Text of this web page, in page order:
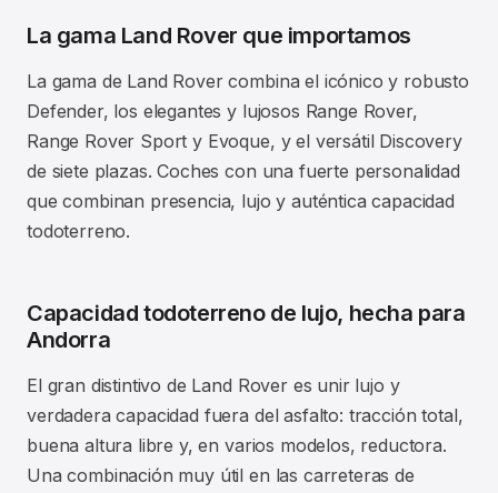
La gama Land Rover que importamos
La gama de Land Rover combina el icónico y robusto
Defender, los elegantes y lujosos Range Rover,
Range Rover Sport y Evoque, y el versátil Discovery
de siete plazas. Coches con una fuerte personalidad
que combinan presencia, lujo y auténtica capacidad
todoterreno.
Capacidad todoterreno de lujo, hecha para
Andorra
El gran distintivo de Land Rover es unir lujo y
verdadera capacidad fuera del asfalto: tracción total,
buena altura libre y, en varios modelos, reductora.
Una combinación muy útil en las carreteras de